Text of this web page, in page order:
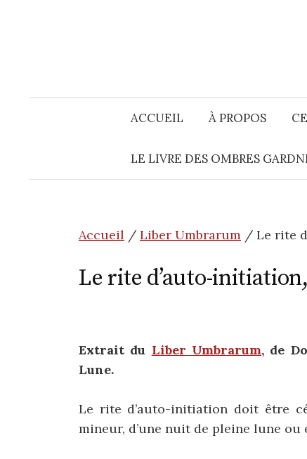
ACCUEIL À PROPOS
LE LIVRE DES OMBRES
Accueil / Liber Umbrarum / Le rite
Le rite d’auto-
Extrait du Liber Umbrarum, de
Lune.
Le rite d’auto-initiation doit être
mineur, d’une nuit de pleine lune